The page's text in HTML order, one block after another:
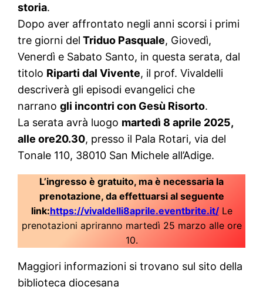
storia.
Dopo aver affrontato negli anni scorsi i primi
tre giorni del Triduo Pasquale, Giovedì,
Venerdì e Sabato Santo, in questa serata, dal
titolo Riparti dal Vivente, il prof. Vivaldelli
descriverà gli episodi evangelici che
narranogli incontri con Gesù Risorto.
La serata avrà luogo martedì 8 aprile 2025,
alle ore20.30, presso il Pala Rotari, via del
Tonale 110, 38010 San Michele all’Adige.
L’ingresso è gratuito, ma è necessaria la
prenotazione, da effettuarsi al seguente
link:https://vivaldelli8aprile.eventbrite.it/Le
prenotazioni apriranno martedì 25 marzo alle ore
10.
Maggiori informazioni si trovano sul sito della
biblioteca diocesana